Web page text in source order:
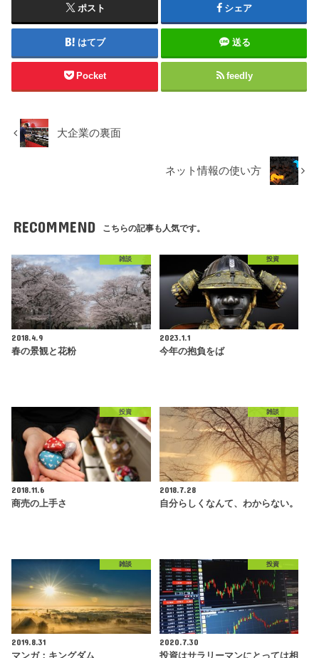
ポスト シェア
はてブ 送る
Pocket feedly
大企業の裏面
ネット情報の使い方
RECOMMEND こちらの記事も人気です。
雑談
2018.4.9
春の景観と花粉
投資
2023.1.1
今年の抱負をば
投資
2018.11.6
商売の上手さ
雑談
2018.7.28
自分らしくなんて、わからない。
雑談
2019.8.31
マンガ：キングダム
投資
2020.7.30
投資はサラリーマンにとっては相